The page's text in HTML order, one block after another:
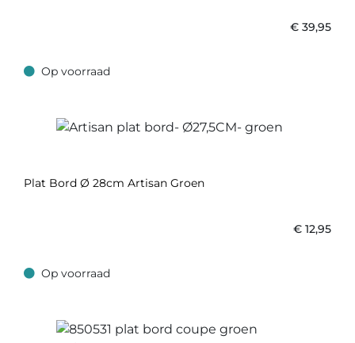
€ 39,95
Op voorraad
Op voorraad
Plat Bord Ø 28cm Artisan Groen
€ 12,95
Op voorraad
Op voorraad